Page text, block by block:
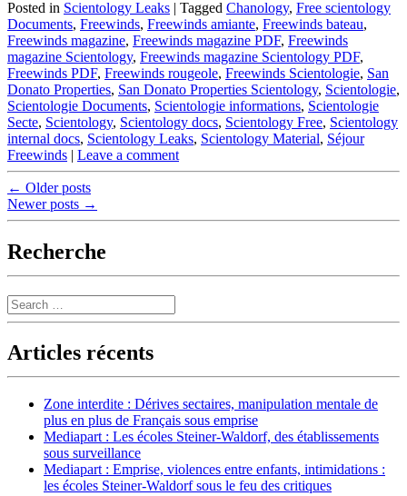
Posted in Scientology Leaks | Tagged Chanology, Free scientology
Documents, Freewinds, Freewinds amiante, Freewinds bateau,
Freewinds magazine, Freewinds magazine PDF, Freewinds
magazine Scientology, Freewinds magazine Scientology PDF,
Freewinds PDF, Freewinds rougeole, Freewinds Scientologie, San
Donato Properties, San Donato Properties Scientology, Scientologie,
Scientologie Documents, Scientologie informations, Scientologie
Secte, Scientology, Scientology docs, Scientology Free, Scientology
internal docs, Scientology Leaks, Scientology Material, Séjour
Freewinds | Leave a comment
Post
navigation
← Older posts
Newer posts →
Recherche
Search
Articles récents
Zone interdite : Dérives sectaires, manipulation mentale de
plus en plus de Français sous emprise
Mediapart : Les écoles Steiner-Waldorf, des établissements
sous surveillance
Mediapart : Emprise, violences entre enfants, intimidations :
les écoles Steiner-Waldorf sous le feu des critiques